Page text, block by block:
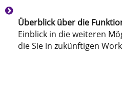
Überblick über die
Einblick in die weiteren
die Sie in zukünftigen